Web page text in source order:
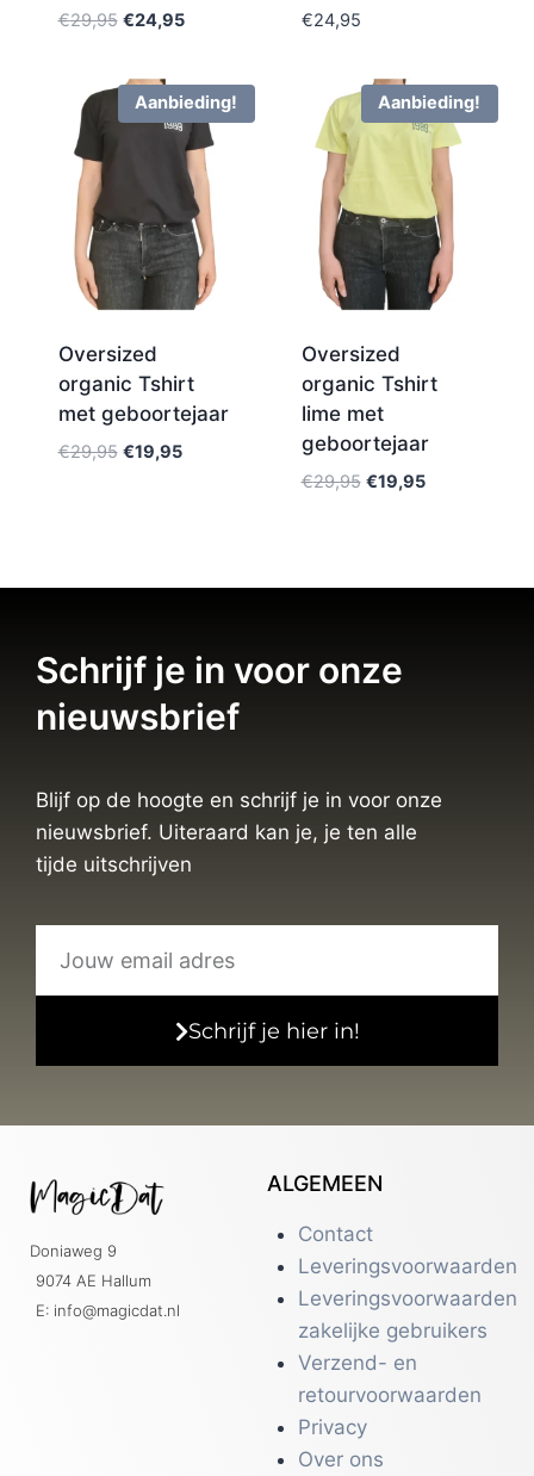
€29,95 €24,95 €24,95
Aanbieding!
Oversized
organic Tshirt
met geboortejaar
€29,95 €19,95
Aanbieding!
Oversized
organic Tshirt
lime met
geboortejaar
€29,95 €19,95
Schrijf je in voor onze
nieuwsbrief
Blijf op de hoogte en schrijf je in voor onze
nieuwsbrief. Uiteraard kan je, je ten alle
tijde uitschrijven
Schrijf je hier in!
Doniaweg 9
9074 AE Hallum
E: info@magicdat.nl
ALGEMEEN
Contact
Leveringsvoorwaarden
Leveringsvoorwaarden
zakelijke gebruikers
Verzend- en
retourvoorwaarden
Privacy
Over ons